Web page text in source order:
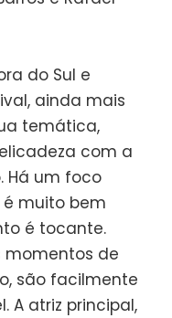
do Sul e
ainda mais
temática,
com a
Há um foco
muito bem
é tocante.
momentos de
são facilmente
A atriz principal,